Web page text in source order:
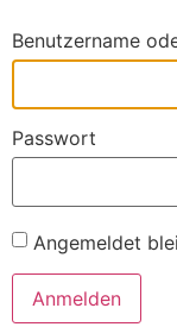
Benutzername
Passwort
Angemeldet
Anmelden